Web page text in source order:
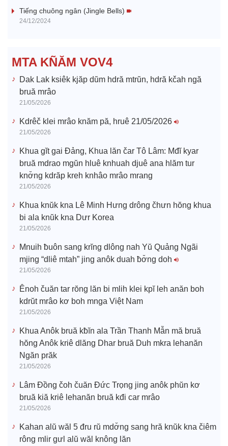
i
o
Tiếng chuông ngân (Jingle Bells)
24/12/2024
MTA KÑĂM VOV4
Dak Lak ksiêk kjăp dŭm hdră mtrŭn, hdră kčah ngă
bruă mrâo
21/05/2026
Kdrêč klei mrâo knăm pă, hruê 21/05/2026
21/05/2026
Khua gĭt gai Đảng, Khua lăn čar Tô Lâm: Mđĭ kyar
bruă mdrao mgŭn hluê knhuah djuê ana hlăm tur
knơ̆ng kdrăp kreh knhâo mrâo mrang
21/05/2026
Khua knŭk kna Lê Minh Hưng drông čhưn hŏng khua
bi ala knŭk kna Dưr Korea
21/05/2026
Mnuih ƀuôn sang krĭng dlông nah Yŭ Quảng Ngãi
mjing “dliê mtah” jing anôk duah ƀơ̆ng doh
21/05/2026
Ênoh čuăn tar rŏng lăn bi mlih klei kpĭ leh anăn boh
kdrŭt mrâo kơ boh mnga Việt Nam
21/05/2026
Khua Anôk bruă kƀĭn ala Trần Thanh Mẫn mă bruă
hŏng Anôk kriê dlăng Dhar bruă Duh mkra lehanăn
Ngăn prăk
21/05/2026
Lâm Đồng čoh čuăn Đức Trọng jing anôk phŭn kơ
bruă kiă kriê lehanăn bruă kđi car mrâo
21/05/2026
Kahan alŭ wăl 5 đru rŭ mdơ̆ng sang hră knŭk kna čiêm
rông mlir gưl alŭ wăl knông lăn